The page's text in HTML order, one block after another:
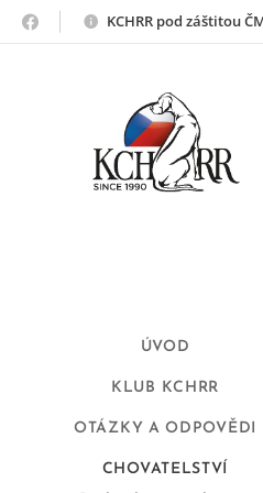
ridgeback
KCHRR pod záštitou
ÚVOD
KLUB KCHRR
OTÁZKY A ODPOVĚDI
CHOVATELSTVÍ